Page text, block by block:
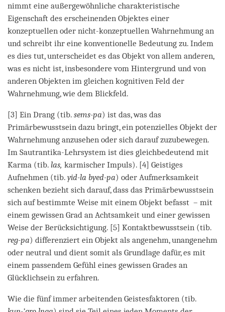
nimmt eine außergewöhnliche charakteristische
Eigenschaft des erscheinenden Objektes einer
konzeptuellen oder nicht-konzeptuellen Wahrnehmung an
und schreibt ihr eine konventionelle Bedeutung zu. Indem
es dies tut, unterscheidet es das Objekt von allem anderen,
was es nicht ist, insbesondere vom Hintergrund und von
anderen Objekten im gleichen kognitiven Feld der
Wahrnehmung, wie dem Blickfeld.
[3] Ein Drang (tib. sems-pa) ist das, was das
Primärbewusstsein dazu bringt, ein potenzielles Objekt der
Wahrnehmung anzusehen oder sich darauf zuzubewegen.
Im Sautrantika-Lehrsystem ist dies gleichbedeutend mit
Karma (tib. las, karmischer Impuls). [4] Geistiges
Aufnehmen (tib. yid-la byed-pa) oder Aufmerksamkeit
schenken bezieht sich darauf, dass das Primärbewusstsein
sich auf bestimmte Weise mit einem Objekt befasst – mit
einem gewissen Grad an Achtsamkeit und einer gewissen
Weise der Berücksichtigung. [5] Kontaktbewusstsein (tib.
reg-pa) differenziert ein Objekt als angenehm, unangenehm
oder neutral und dient somit als Grundlage dafür, es mit
einem passendem Gefühl eines gewissen Grades an
Glücklichsein zu erfahren.
Wie die fünf immer arbeitenden Geistesfaktoren (tib.